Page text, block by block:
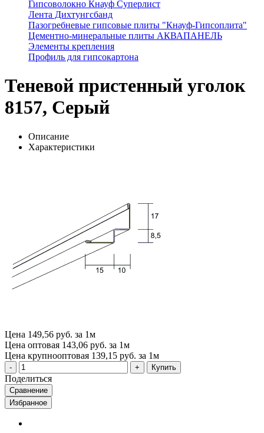
Гипсоволокно Кнауф Суперлист
Лента Дихтунгсбанд
Пазогребневые гипсовые плиты "Кнауф-Гипсоплита"
Цементно-минеральные плиты АКВАПАНЕЛЬ
Элементы крепления
Профиль для гипсокартона
Теневой пристенный уголок
8157, Серый
Описание
Характеристики
Цена 149,56 руб. за 1м
Цена оптовая 143,06 руб. за 1м
Цена крупнооптовая 139,15 руб. за 1м
Купить
Поделиться
Сравнение
Избранное